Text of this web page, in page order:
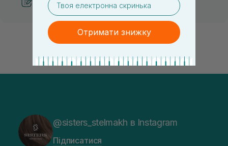
@sisters_stelmakh в Instagram
Підписатися
Отримати знижку